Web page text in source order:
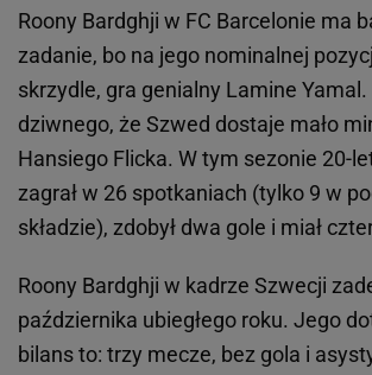
Roony Bardghji w FC Barcelonie ma
zadanie, bo na jego nominalnej
skrzydle, gra genialny Lamine
dziwnego, że Szwed dostaje mało
Hansiego Flicka. W tym sezonie 20-
zagrał w 26 spotkaniach (tylko 9 w
składzie), zdobył dwa gole i miał
Roony Bardghji w kadrze Szwecji
października ubiegłego roku. Jego
bilans to: trzy mecze, bez gola i